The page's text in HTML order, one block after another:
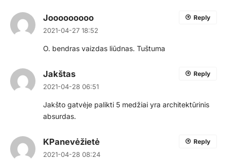
Jooooooooo
2021-04-27 18:52
O. bendras vaizdas liūdnas. Tuštuma
Reply
Jakštas
2021-04-28 06:51
Jakšto gatvėje palikti 5 medžiai yra architektūrinis
absurdas.
Reply
KPanevėžietė
2021-04-28 08:24
Reply